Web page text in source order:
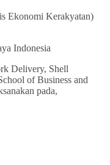
Ekonomi Kerakyatan)
Indonesia
Delivery, Shell
of Business and
pada,